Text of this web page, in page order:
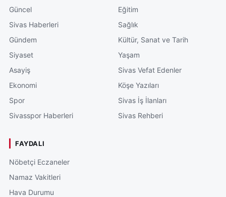
Güncel
Sivas Haberleri
Gündem
Siyaset
Asayiş
Ekonomi
Spor
Sivasspor Haberleri
Eğitim
Sağlık
Kültür, Sanat ve Tarih
Yaşam
Sivas Vefat Edenler
Köşe Yazıları
Sivas İş İlanları
Sivas Rehberi
FAYDALI
Nöbetçi Eczaneler
Namaz Vakitleri
Hava Durumu